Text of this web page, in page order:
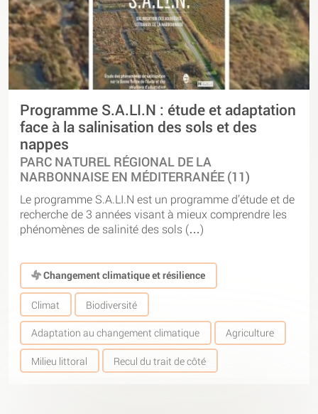
Programme S.A.LI.N : étude et adaptation
face à la salinisation des sols et des
nappes
PARC NATUREL RÉGIONAL DE LA
NARBONNAISE EN MÉDITERRANÉE (11)
Le programme S.A.LI.N est un programme d’étude et de
recherche de 3 années visant à mieux comprendre les
phénomènes de salinité des sols (…)
Changement climatique et résilience
Climat Biodiversité
Adaptation au changement climatique Agriculture
Milieu littoral Recul du trait de côté